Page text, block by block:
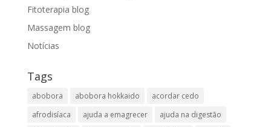
Fitoterapia blog
Massagem blog
Notícias
Tags
abobora abobora hokkaido
acordar cedo
afrodisíaca
ajuda a emagrecer
ajuda na digestão